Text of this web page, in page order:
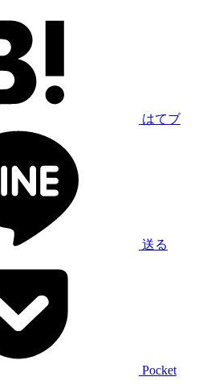
はてブ
送る
Pocket